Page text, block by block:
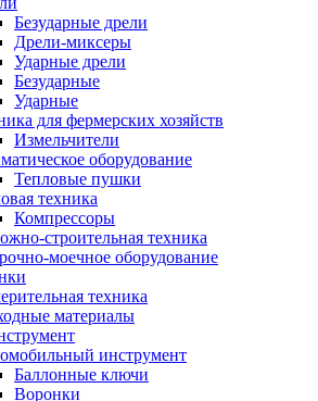
Безударные дрели
Дрели-миксеры
Ударные дрели
Безударные
Ударные
для фермерских хозяйств
Измельчители
оборудование
Тепловые пушки
техника
Компрессоры
строительная техника
моечное оборудование
техника
материалы
инструмент
Баллонные ключи
Воронки